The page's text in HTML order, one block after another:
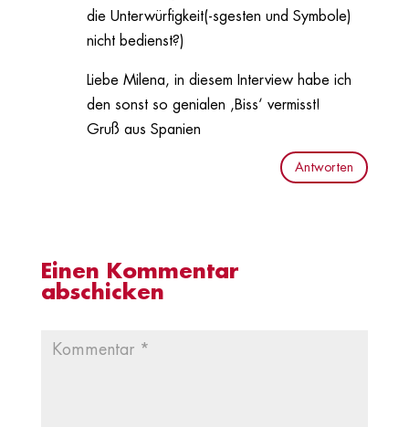
die Unterwürfigkeit(-sgesten und Symbole)
nicht bedienst?)
Liebe Milena, in diesem Interview habe ich
den sonst so genialen ‚Biss‘ vermisst!
Gruß aus Spanien
Antworten
Einen Kommentar
abschicken